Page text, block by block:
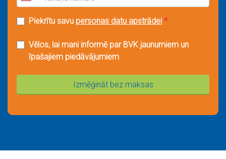
Piekrītu savu personas datu apstrādei *
Vēlos, lai mani informē par BVK jaunumiem un
īpašajiem piedāvājumiem
Izmēģināt bez maksas